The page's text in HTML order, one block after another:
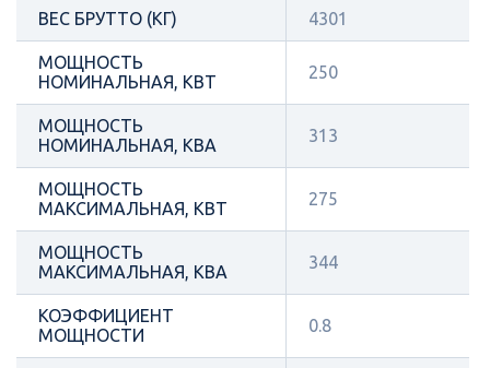
ВЕС БРУТТО (КГ) 4301
МОЩНОСТЬ
НОМИНАЛЬНАЯ, КВТ
250
МОЩНОСТЬ
НОМИНАЛЬНАЯ, КВА
313
МОЩНОСТЬ
МАКСИМАЛЬНАЯ, КВТ
275
МОЩНОСТЬ
МАКСИМАЛЬНАЯ, КВА
344
КОЭФФИЦИЕНТ
МОЩНОСТИ
0.8